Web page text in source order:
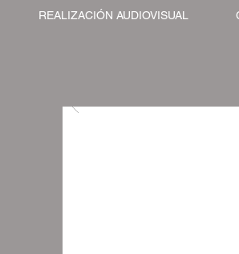
REALIZACIÓN AUDIOVISUAL